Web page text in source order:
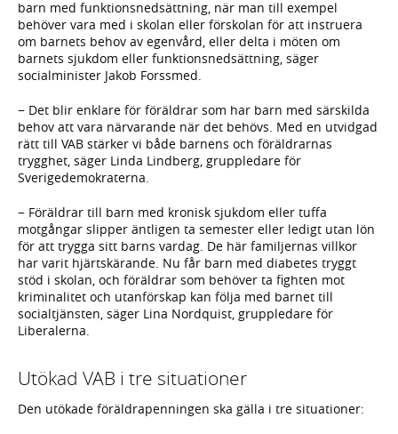
barn med funktionsnedsättning, när man till exempel
behöver vara med i skolan eller förskolan för att instruera
om barnets behov av egenvård, eller delta i möten om
barnets sjukdom eller funktionsnedsättning, säger
socialminister Jakob Forssmed.
− Det blir enklare för föräldrar som har barn med särskilda
behov att vara närvarande när det behövs. Med en utvidgad
rätt till VAB stärker vi både barnens och föräldrarnas
trygghet, säger Linda Lindberg, gruppledare för
Sverigedemokraterna.
− Föräldrar till barn med kronisk sjukdom eller tuffa
motgångar slipper äntligen ta semester eller ledigt utan lön
för att trygga sitt barns vardag. De här familjernas villkor
har varit hjärtskärande. Nu får barn med diabetes tryggt
stöd i skolan, och föräldrar som behöver ta fighten mot
kriminalitet och utanförskap kan följa med barnet till
socialtjänsten, säger Lina Nordquist, gruppledare för
Liberalerna.
Utökad VAB i tre situationer
Den utökade föräldrapenningen ska gälla i tre situationer: